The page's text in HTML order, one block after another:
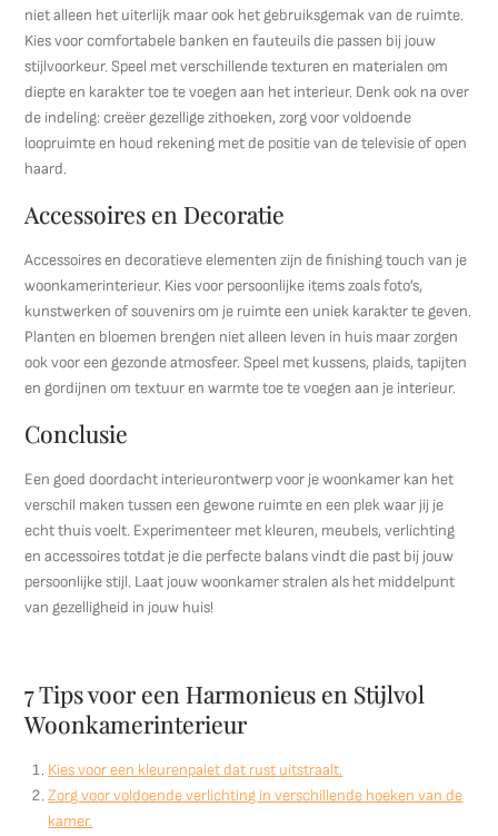
niet alleen het uiterlijk maar ook het gebruiksgemak van de ruimte.
Kies voor comfortabele banken en fauteuils die passen bij jouw
stijlvoorkeur. Speel met verschillende texturen en materialen om
diepte en karakter toe te voegen aan het interieur. Denk ook na over
de indeling: creëer gezellige zithoeken, zorg voor voldoende
loopruimte en houd rekening met de positie van de televisie of open
haard.
Accessoires en Decoratie
Accessoires en decoratieve elementen zijn de finishing touch van je
woonkamerinterieur. Kies voor persoonlijke items zoals foto’s,
kunstwerken of souvenirs om je ruimte een uniek karakter te geven.
Planten en bloemen brengen niet alleen leven in huis maar zorgen
ook voor een gezonde atmosfeer. Speel met kussens, plaids, tapijten
en gordijnen om textuur en warmte toe te voegen aan je interieur.
Conclusie
Een goed doordacht interieurontwerp voor je woonkamer kan het
verschil maken tussen een gewone ruimte en een plek waar jij je
echt thuis voelt. Experimenteer met kleuren, meubels, verlichting
en accessoires totdat je die perfecte balans vindt die past bij jouw
persoonlijke stijl. Laat jouw woonkamer stralen als het middelpunt
van gezelligheid in jouw huis!
7 Tips voor een Harmonieus en Stijlvol
Woonkamerinterieur
Kies voor een kleurenpalet dat rust uitstraalt.
Zorg voor voldoende verlichting in verschillende hoeken van de
kamer.